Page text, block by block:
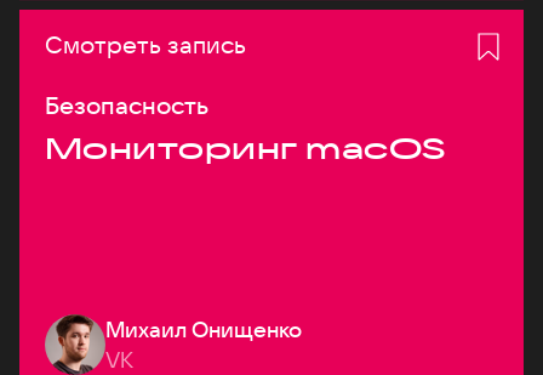
Смотреть запись
Безопасность
Мониторинг macOS
Михаил Онищенко
VK